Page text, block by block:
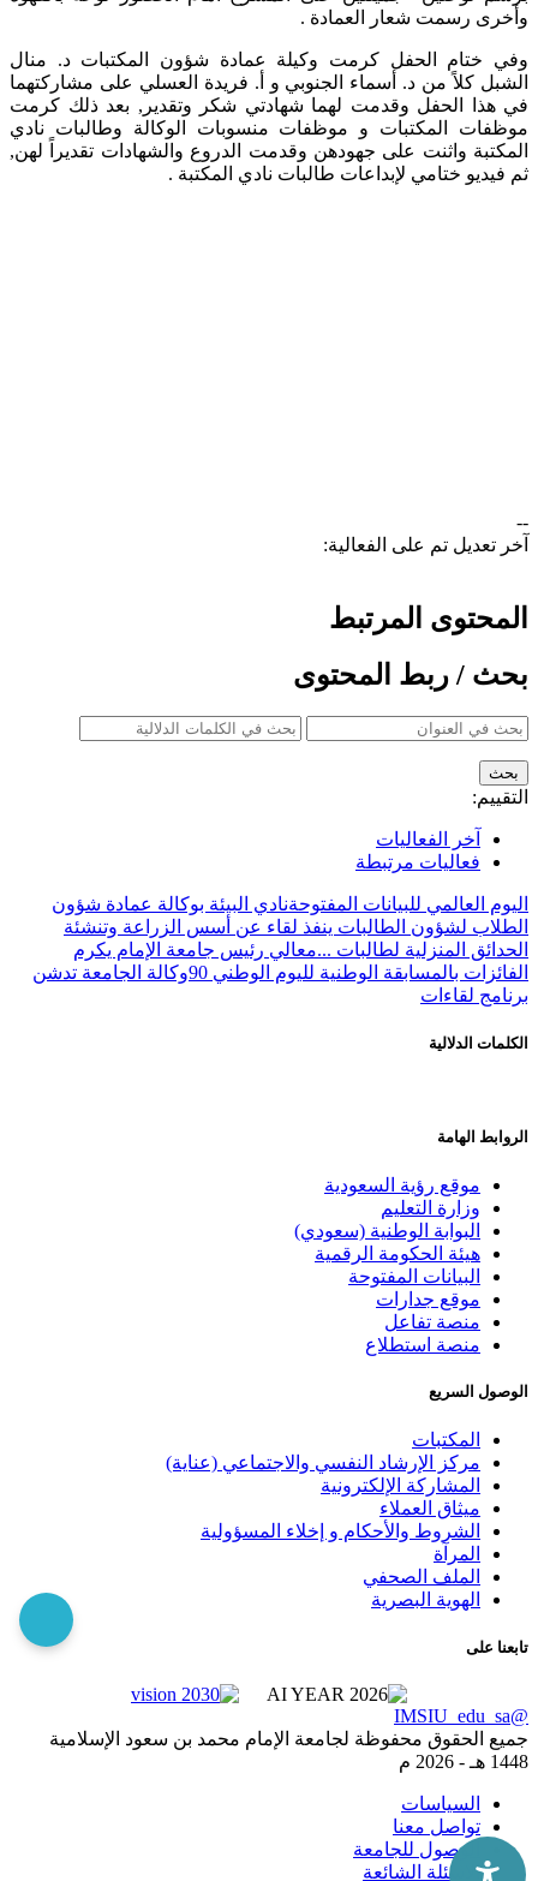
وأخرى رسمت شعار العمادة .
وفي ختام الحفل كرمت وكيلة عمادة شؤون المكتبات د. منال
الشبل كلاً من د. أسماء الجنوبي و أ. فريدة العسلي على مشاركتهما
في هذا الحفل وقدمت لهما شهادتي شكر وتقدير, بعد ذلك كرمت
موظفات المكتبات و موظفات منسوبات الوكالة وطالبات نادي
المكتبة واثنت على جهودهن وقدمت الدروع والشهادات تقديراً لهن,
ثم فيديو ختامي لإبداعات طالبات نادي المكتبة .​
--
آخر تعديل تم على الفعالية:
المحتوى المرتبط
بحث / ربط المحتوى
التقييم:
آخر الفعاليات
فعاليات مرتبطة
اليوم العالمي للبيانات المفتوحةنادي البيئة بوكالة عمادة شؤون
الطلاب لشؤون الطالبات ينفذ لقاء عن أسس الزراعة وتنشئة
الحدائق المنزلية لطالبات ...معالي رئيس جامعة الإمام يكرم
الفائزات بالمسابقة الوطنية لليوم الوطني 90
وكالة الجامعة تدشن
برنامج لقاءات
الكلمات الدلالية
الروابط الهامة
موقع رؤية السعودية
وزارة التعليم
البوابة الوطنية (سعودي)
هيئة الحكومة الرقمية
البيانات المفتوحة
موقع جدارات
منصة تفاعل
منصة استطلاع
الوصول السريع
المكتبات
مركز الإرشاد النفسي والاجتماعي (عناية)
المشاركة الإلكترونية
ميثاق العملاء
الشروط والأحكام و إخلاء المسؤولية
المرآة
الملف الصحفي
الهوية البصرية
تابعنا على
@IMSIU_edu_sa
جميع الحقوق محفوظة لجامعة الإمام محمد بن سعود الإسلامية
1448 هـ -
2026 م
السياسات
تواصل معنا
الوصول للجامعة
الاسئلة الشائعة